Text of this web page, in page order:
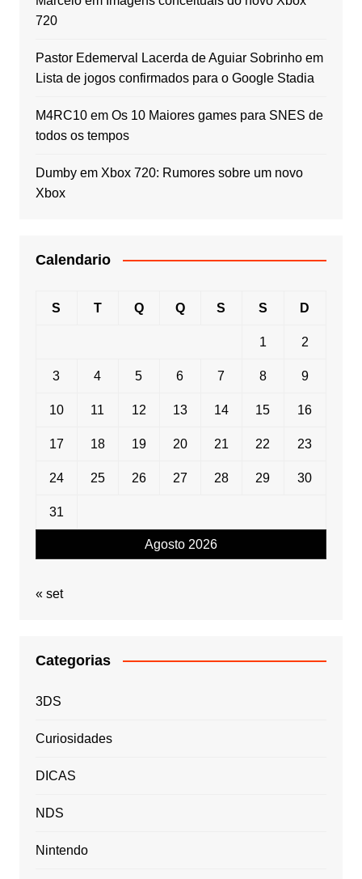
720
Pastor Edemerval Lacerda de Aguiar Sobrinhoem
Lista de jogos confirmados para o Google Stadia
M4RC10em Os 10 Maiores games para SNES de
todos os tempos
Dumbyem Xbox 720: Rumores sobre um novo
Xbox
Calendario
Agosto 2026
S T Q Q S S D
1 2
3 4 5 6 7 8 9
10 11 12 13 14 15 16
17 18 19 20 21 22 23
24 25 26 27 28 29 30
31
« set
Categorias
3DS
Curiosidades
DICAS
NDS
Nintendo